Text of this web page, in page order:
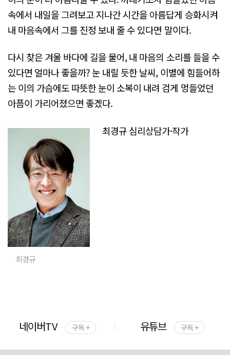
속에서 내일을 그려보고 지나간 시간을 아름답게 승화시켜
내 마음속에서 그를 진정 보내 줄 수 있다면 말이다.
다시 찾은 겨울 바다에 길을 물어, 내 마음의 소리를 들을 수
있다면 얼마나 좋을까? 눈 내릴 듯한 날씨, 이별에 힘들어하
는 이의 가슴에도 따뜻한 눈이 소복이 내려 검게 멍들었던
아픔이 가리어졌으면 좋겠다.
최경규
최경규 심리상담가·작가
네이버TV 구독 + 유튜브 구독 +